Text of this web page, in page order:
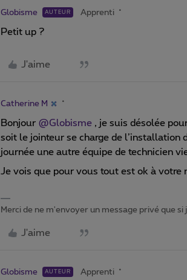
Globisme AUTEUR Apprenti
Petit up ?
J'aime
Catherine M
Bonjour @Globisme , je suis désolée
soit le jointeur se charge de
journée une autre équipe de technicien
Je vois que pour vous tout est ok à
Merci de ne m'envoyer un message privé que si
J'aime
Globisme AUTEUR Apprenti